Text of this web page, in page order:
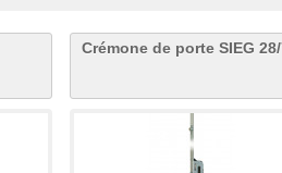
Crémone de porte SIEG